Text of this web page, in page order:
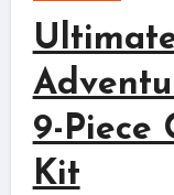
9-Piece
Kit